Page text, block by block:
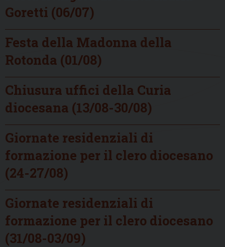
Goretti (06/07)
Festa della Madonna della
Rotonda (01/08)
Chiusura uffici della Curia
diocesana (13/08-30/08)
Giornate residenziali di
formazione per il clero diocesano
(24-27/08)
Giornate residenziali di
formazione per il clero diocesano
(31/08-03/09)